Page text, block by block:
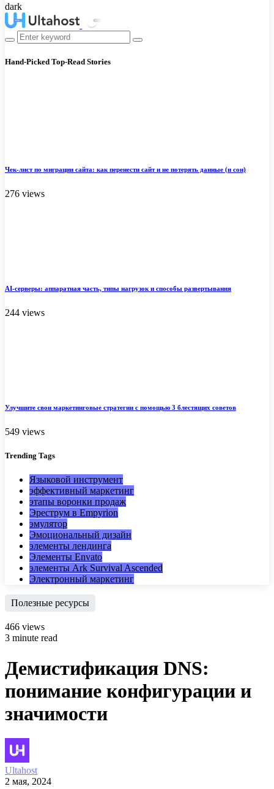
dark
Hand-Picked Top-Read Stories
Чек-лист по миграции сайта: как перенести сайт и не потерять данные (и сон)
276 views
AI-серверы: аппаратная часть, типы нагрузок и способы развертывания
244 views
Улучшите свои маркетинговые стратегии с помощью 3 блестящих советов
549 views
Trending Tags
Языковой инструмент
эффективный маркетинг
этапы воронки продаж
Эреструм в Empyrion
эмулятор
Эмоциональный дизайн
элементы лендинга
Элементы Envato
элементы Ark Survival Ascended
Электронный маркетинг
Полезные ресурсы
466 views
3 minute read
Демистификация DNS:
понимание конфигурации и
значимости
Ultahost
2 мая, 2024